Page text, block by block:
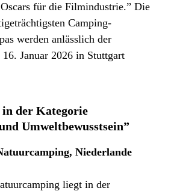
für die Filmindustrie.” Die
Camping-
werden anlässlich der
Januar 2026 in Stuttgart
der Kategorie
Umweltbewusstsein”
Niederlande
liegt in der